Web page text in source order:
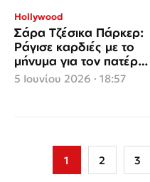
Hollywood
Σάρα Τζέσικα Πάρκερ:
Ράγισε καρδιές με το
μήνυμα για τον πατέρα
της – «Μας λείπεις
5 Ιουνίου 2026 · 18:57
Σελιδοποίηση
άρθρων
1 2 3